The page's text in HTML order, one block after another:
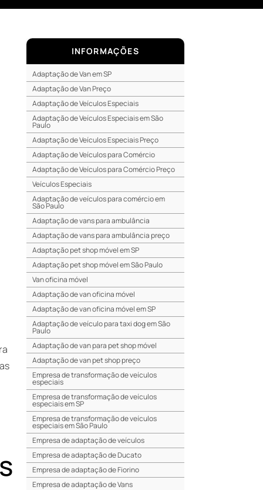
INFORMAÇÕES
Adaptação de Van em SP
Adaptação de Van Preço
Adaptação de Veículos Especiais
Adaptação de Veículos Especiais em São
Paulo
Adaptação de Veículos Especiais Preço
Adaptação de Veículos para Comércio
Adaptação de Veículos para Comércio Preço
Veículos Especiais
Adaptação de veículos para comércio em
São Paulo
Adaptação de vans para ambulância
Adaptação de vans para ambulância preço
Adaptação pet shop móvel em SP
Adaptação pet shop móvel em São Paulo
Van oficina móvel
Adaptação de van oficina móvel
Adaptação de van oficina móvel em SP
Adaptação de veículo para taxi dog em São
Paulo
Adaptação de van para pet shop móvel
Adaptação de van pet shop preço
Empresa de transformação de veículos
especiais
Empresa de transformação de veículos
especiais em SP
Empresa de transformação de veículos
especiais em São Paulo
Empresa de adaptação de veículos
Empresa de adaptação de Ducato
Empresa de adaptação de Fiorino
Empresa de adaptação de Vans